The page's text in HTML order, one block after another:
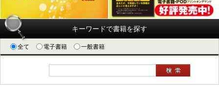
キーワードで書籍を探す
全て 電子書籍 一般書籍